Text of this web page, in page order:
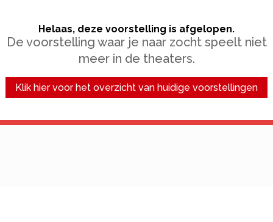
Helaas, deze voorstelling is afgelopen.
De voorstelling waar je naar zocht speelt niet
meer in de theaters.
Klik hier voor het overzicht van huidige voorstellingen